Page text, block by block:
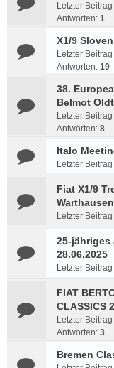
Letzter
Antworten: 1
X1/9
Letzter
Antworten: 19
38.
Belmot
Letzter
Antworten: 8
Italo
Letzter
Fiat X1/9
Warthausen
Letzter
25-jähriges
28.06.2025
Letzter
FIAT
CLASSICS
Letzter
Antworten: 3
Bremen